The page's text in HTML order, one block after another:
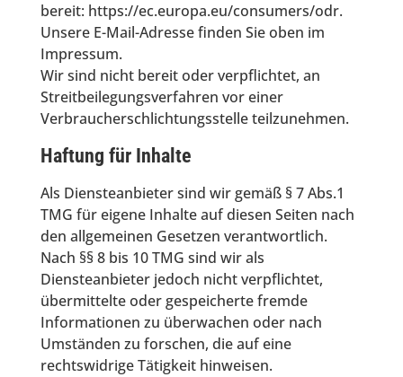
bereit: https://ec.europa.eu/consumers/odr.
Unsere E-Mail-Adresse finden Sie oben im
Impressum.
Wir sind nicht bereit oder verpflichtet, an
Streitbeilegungsverfahren vor einer
Verbraucherschlichtungsstelle teilzunehmen.
Haftung für Inhalte
Als Diensteanbieter sind wir gemäß § 7 Abs.1
TMG für eigene Inhalte auf diesen Seiten nach
den allgemeinen Gesetzen verantwortlich.
Nach §§ 8 bis 10 TMG sind wir als
Diensteanbieter jedoch nicht verpflichtet,
übermittelte oder gespeicherte fremde
Informationen zu überwachen oder nach
Umständen zu forschen, die auf eine
rechtswidrige Tätigkeit hinweisen.